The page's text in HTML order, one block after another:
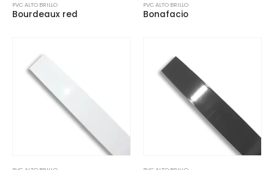
PVC ALTO BRILLO
Bourdeaux red
PVC ALTO BRILLO
Bonafacio